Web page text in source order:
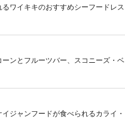
るワイキキのおすすめシーフードレス
ーンとフルーツバー、スコニーズ・ベ
ジャンフードが食べられるカライ・